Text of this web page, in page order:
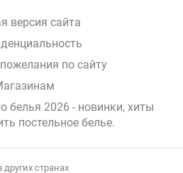
версия сайта
по сайту
белья 2026 - новинки, хиты
постельное белье.
странах